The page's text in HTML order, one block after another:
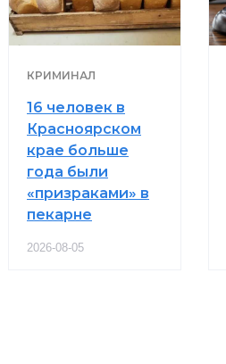
КРИМИНАЛ
16 человек в
Красноярском
крае больше
года были
«призраками» в
пекарне
2026-08-05